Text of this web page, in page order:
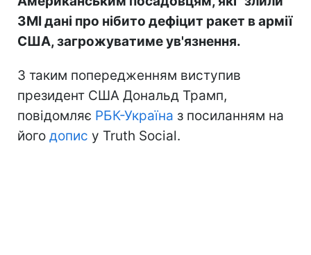
ЗМІ дані про нібито дефіцит ракет в армії
США, загрожуватиме ув'язнення.
З таким попередженням виступив
президент США Дональд Трамп,
повідомляє РБК-Україна з посиланням на
його допис у Truth Social.